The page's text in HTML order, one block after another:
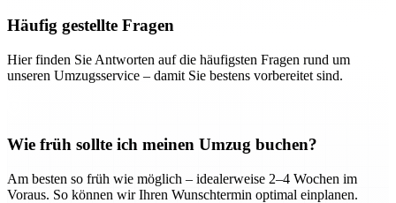
Häufig gestellte Fragen
Hier finden Sie Antworten auf die häufigsten Fragen rund um
unseren Umzugsservice – damit Sie bestens vorbereitet sind.
Wie früh sollte ich meinen Umzug buchen?
Am besten so früh wie möglich – idealerweise 2–4 Wochen im
Voraus. So können wir Ihren Wunschtermin optimal einplanen.